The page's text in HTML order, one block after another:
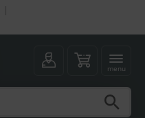
menu